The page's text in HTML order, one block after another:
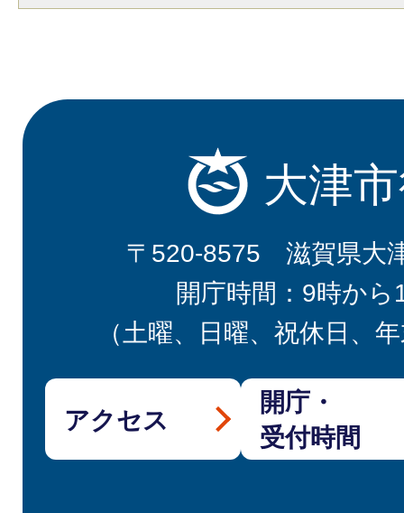
大津
〒520-8575 滋賀県大
開庁時間：9時から
（土曜、日曜、祝休日、
アクセス
開庁・
受付時間